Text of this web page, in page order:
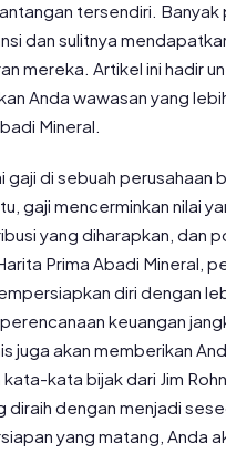
tersendiri.
dan sulitnya
mereka. Artikel ini hadir
Anda wawasan yang
Mineral.
gaji di sebuah perusahaan
gaji mencerminkan nilai
yang diharapkan, dan
Prima Abadi Mineral,
diri dengan
keuangan
juga akan memberikan
kata bijak dari Jim
diraih dengan menjadi
yang matang, Anda